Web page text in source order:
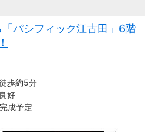
パシフィック江古田」6階
歩約5分
好
成予定​